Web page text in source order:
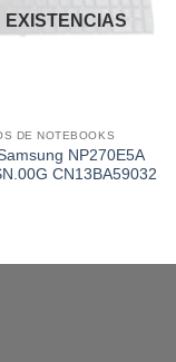
EXISTENCIAS
DE NOTEBOOKS
NP270E5A
CN13BA59032